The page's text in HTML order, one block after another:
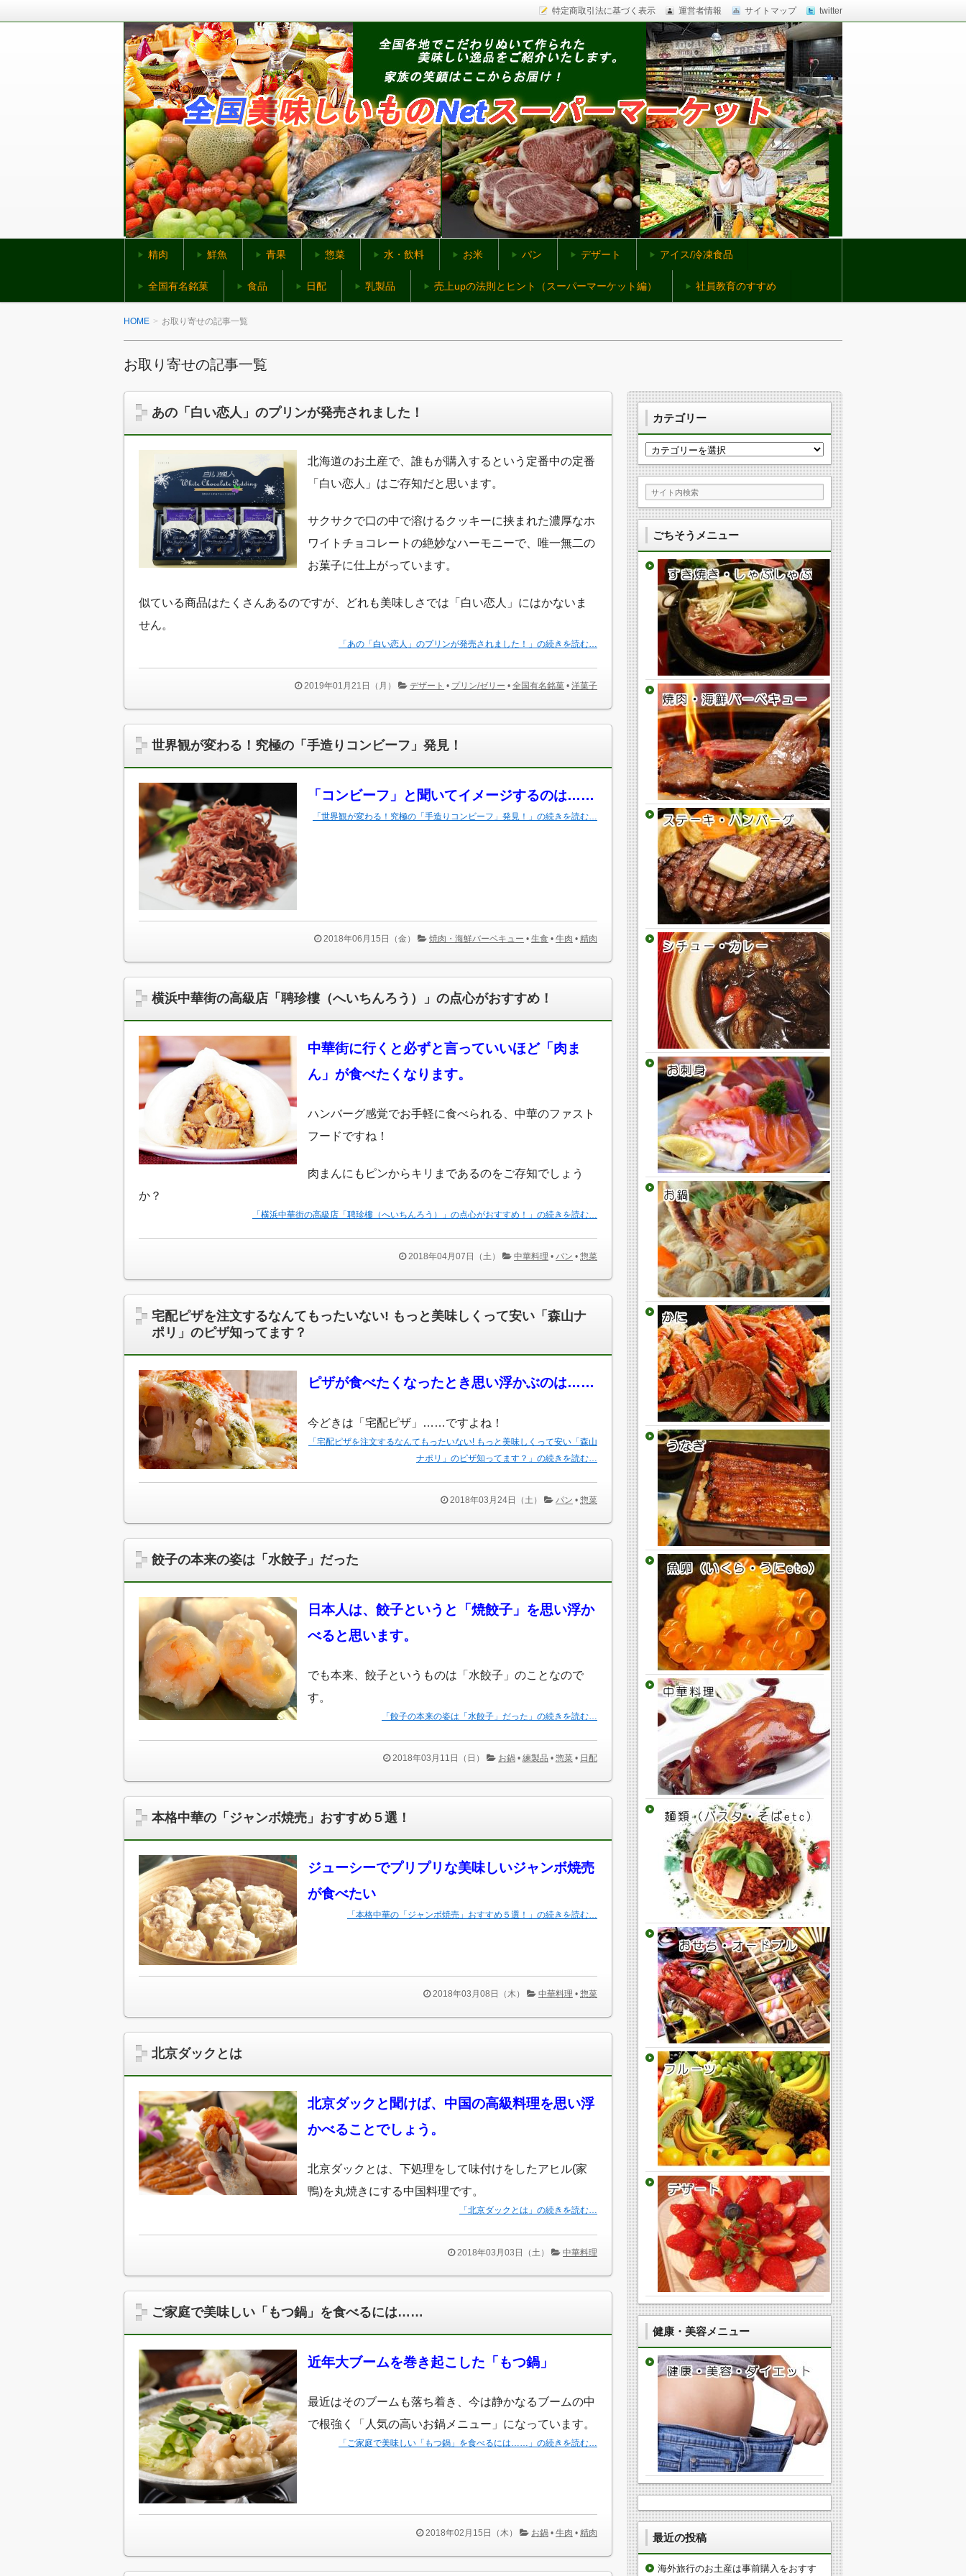
特定商取引法に基づく表示 運営者情報 サイトマップ twitter
全国美味しいものネットスーパー
全国から美味しいものをお取り寄せ
精肉 鮮魚 青果 惣菜 水・飲料 お米 パン デザート アイス/冷凍食品
全国有名銘菓 食品 日配 乳製品 売上upの法則とヒント（スーパーマーケット編） 社員教育のすすめ
HOME お取り寄せの記事一覧
お取り寄せの記事一覧
あの「白い恋人」のプリンが発売されました！
北海道のお土産で、誰もが購入するという定番中の定番
「白い恋人」はご存知だと思います。
サクサクで口の中で溶けるクッキーに挟まれた濃厚なホ
ワイトチョコレートの絶妙なハーモニーで、唯一無二の
お菓子に仕上がっています。
似ている商品はたくさんあるのですが、どれも美味しさでは「白い恋人」にはかないま
せん。
「あの「白い恋人」のプリンが発売されました！」の続きを読む…
2019年01月21日（月） デザート • プリン/ゼリー • 全国有名銘菓 • 洋菓子
世界観が変わる！究極の「手造りコンビーフ」発見！
「コンビーフ」と聞いてイメージするのは……
「世界観が変わる！究極の「手造りコンビーフ」発見！」の続きを読む…
2018年06月15日（金） 焼肉・海鮮バーベキュー • 生食 • 牛肉 • 精肉
横浜中華街の高級店「聘珍樓（へいちんろう）」の点心がおすすめ！
中華街に行くと必ずと言っていいほど「肉ま
ん」が食べたくなります。
ハンバーグ感覚でお手軽に食べられる、中華のファスト
フードですね！
肉まんにもピンからキリまであるのをご存知でしょう
か？
「横浜中華街の高級店「聘珍樓（へいちんろう）」の点心がおすすめ！」の続きを読む…
2018年04月07日（土） 中華料理 • パン • 惣菜
宅配ピザを注文するなんてもったいない! もっと美味しくって安い「森山ナ
ポリ」のピザ知ってます？
ピザが食べたくなったとき思い浮かぶのは……
今どきは「宅配ピザ」……ですよね！
「宅配ピザを注文するなんてもったいない! もっと美味しくって安い「森山
ナポリ」のピザ知ってます？」の続きを読む…
2018年03月24日（土） パン • 惣菜
餃子の本来の姿は「水餃子」だった
日本人は、餃子というと「焼餃子」を思い浮か
べると思います。
でも本来、餃子というものは「水餃子」のことなので
す。
「餃子の本来の姿は「水餃子」だった」の続きを読む…
2018年03月11日（日） お鍋 • 練製品 • 惣菜 • 日配
本格中華の「ジャンボ焼売」おすすめ５選！
ジューシーでプリプリな美味しいジャンボ焼売
が食べたい
「本格中華の「ジャンボ焼売」おすすめ５選！」の続きを読む…
2018年03月08日（木） 中華料理 • 惣菜
北京ダックとは
北京ダックと聞けば、中国の高級料理を思い浮
かべることでしょう。
北京ダックとは、下処理をして味付けをしたアヒル(家
鴨)を丸焼きにする中国料理です。
「北京ダックとは」の続きを読む…
2018年03月03日（土） 中華料理
ご家庭で美味しい「もつ鍋」を食べるには……
近年大ブームを巻き起こした「もつ鍋」
最近はそのブームも落ち着き、今は静かなるブームの中
で根強く「人気の高いお鍋メニュー」になっています。
「ご家庭で美味しい「もつ鍋」を食べるには……」の続きを読む…
2018年02月15日（木） お鍋 • 牛肉 • 精肉
カテゴリー
カ
テ
ゴ
リ
ー
ごちそうメニュー
健康・美容メニュー
最近の投稿
海外旅行のお土産は事前購入をおすす